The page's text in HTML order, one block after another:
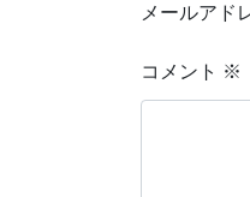
メールアド
コメント ※